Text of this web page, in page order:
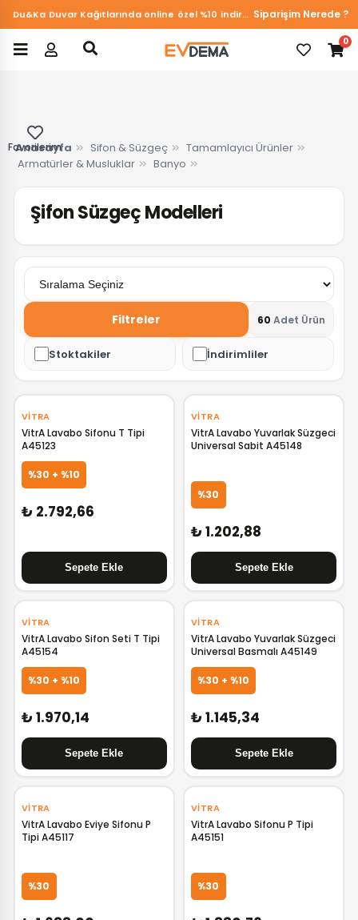
Du&Ka Duvar Kağıtlarında online özel %10 indirim! Siparişim Nerede ?
Favorilerim
0
Anasayfa Sifon & Süzgeç
Tamamlayıcı Ürünler
Armatürler & Musluklar
Banyo
Şifon Süzgeç Modelleri
Filtreler 60 Adet Ürün
Stoktakiler İndirimliler
VITRA
VitrA Lavabo Sifonu T Tipi
A45123
%30 + %10
₺ 2.792,66
VITRA
VitrA Lavabo Yuvarlak Süzgeci
Universal Sabit A45148
%30
₺ 1.202,88
VITRA
VitrA Lavabo Sifon Seti T Tipi
A45154
%30 + %10
₺ 1.970,14
VITRA
VitrA Lavabo Yuvarlak Süzgeci
Universal Basmalı A45149
%30 + %10
₺ 1.145,34
VITRA
VitrA Lavabo Eviye Sifonu P
Tipi A45117
%30
VITRA
VitrA Lavabo Sifonu P Tipi
A45151
%30